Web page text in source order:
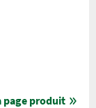
page produit